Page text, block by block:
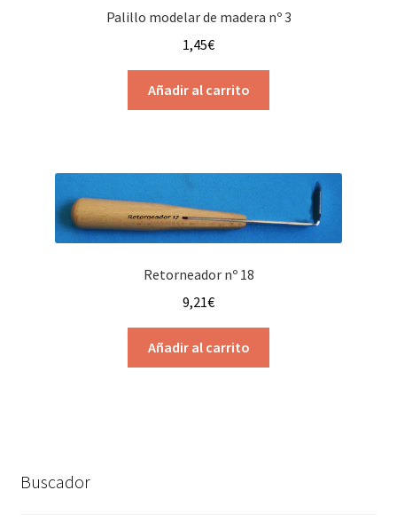
Palillo modelar de madera nº 3
1,45€
Añadir al carrito
Retorneador nº 18
9,21€
Añadir al carrito
Buscador